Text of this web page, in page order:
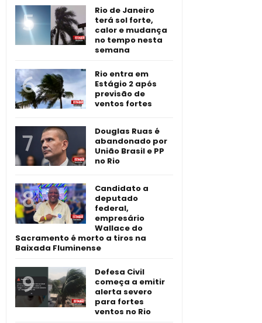
Rio de Janeiro
terá sol forte,
calor e mudança
no tempo nesta
semana
Rio entra em
Estágio 2 após
previsão de
ventos fortes
Douglas Ruas é
abandonado por
União Brasil e PP
no Rio
Candidato a
deputado
federal,
empresário
Wallace do
Sacramento é morto a tiros na
Baixada Fluminense
Defesa Civil
começa a emitir
alerta severo
para fortes
ventos no Rio